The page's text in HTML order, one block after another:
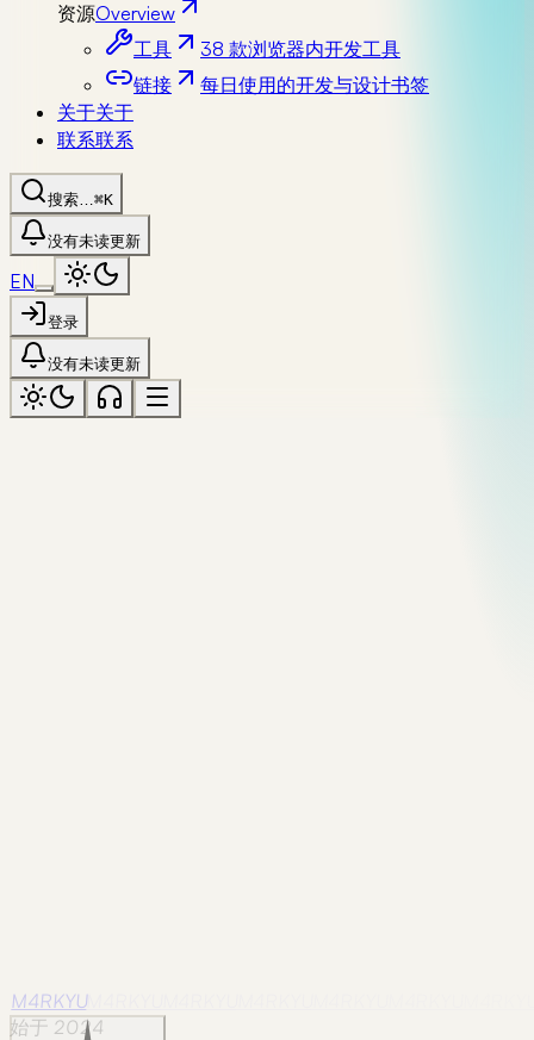
资源Overview
工具
38 款浏览器内开发工具
链接
每日使用的开发与设计书签
关于关于
联系联系
搜索…⌘K
没有未读更新
EN
登录
没有未读更新
全部资源
№35/44·Tool
M4RKYUM4RKYU
始于 2024